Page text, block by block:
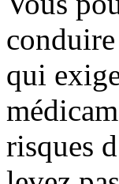
qui
risques